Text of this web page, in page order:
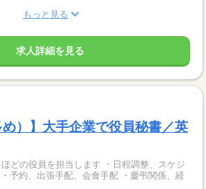
もっと見る
求人詳細を見る
め）】大手企業で役員秘書／英
を担当します ・日程調整、スケジ
予約、出張手配、会食手配 ・慶弔関係、経